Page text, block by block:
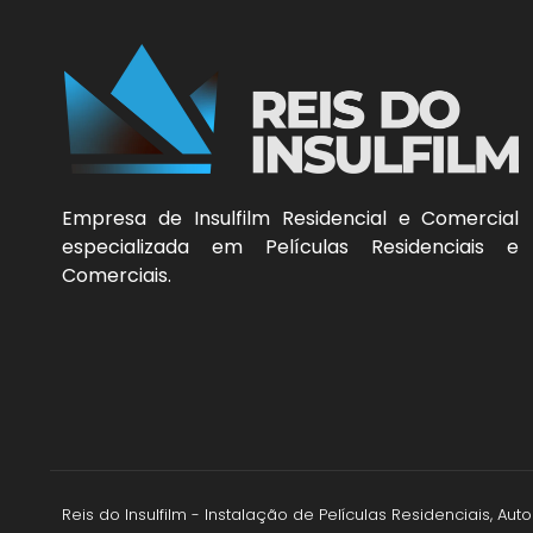
Empresa de Insulfilm Residencial e Comercial
especializada em Películas Residenciais e
Comerciais.
Reis do Insulfilm - Instalação de Películas Residenciais,